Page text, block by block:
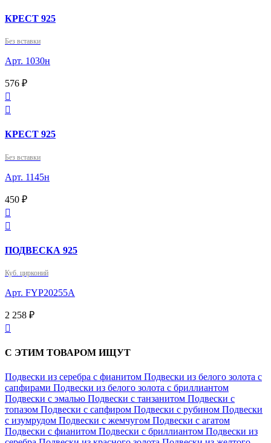
КРЕСТ 925
Без вставки
Арт. 1030н
576 ₽


КРЕСТ 925
Без вставки
Арт. 1145н
450 ₽


ПОДВЕСКА 925
Куб. цирконий
Арт. FYP20255A
2 258 ₽

С ЭТИМ ТОВАРОМ ИЩУТ
Подвески из серебра с фианитом Подвески из белого золота с
сапфирами Подвески из белого золота с бриллиантом
Подвески с эмалью Подвески с танзанитом Подвески с
топазом Подвески с сапфиром Подвески с рубином Подвески
с изумрудом Подвески с жемчугом Подвески с агатом
Подвески с фианитом Подвески с бриллиантом Подвески из